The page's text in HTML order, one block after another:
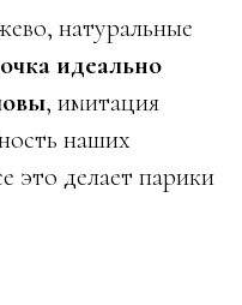
натуральные
идеально
, имитация
наших
это делает парики